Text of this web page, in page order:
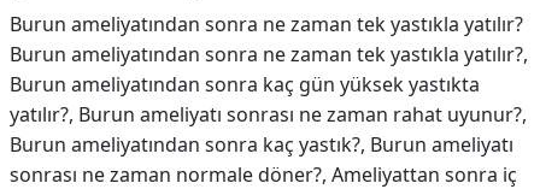
Burun ameliyatından sonra ne zaman tek yastıkla yatılır?
Burun ameliyatından sonra ne zaman tek yastıkla yatılır?,
Burun ameliyatından sonra kaç gün yüksek yastıkta
yatılır?, Burun ameliyatı sonrası ne zaman rahat uyunur?,
Burun ameliyatından sonra kaç yastık?, Burun ameliyatı
sonrası ne zaman normale döner?, Ameliyattan sonra iç